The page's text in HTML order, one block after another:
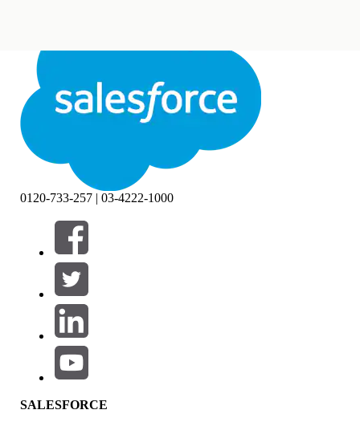
閉じる 閉じる
絞り込み条件 (0)
絞り込み条件を選択
製品エリア
機能の影響
0120-733-257 | 03-4222-1000
SALESFORCE